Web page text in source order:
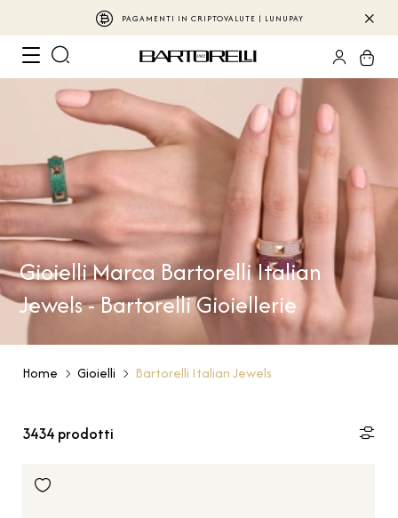
PAGAMENTI IN CRIPTOVALUTE | LUNUPAY
Gioielli Marca Bartorelli Italian
Jewels - Bartorelli Gioiellerie
Home Gioielli Bartorelli Italian Jewels
3434 prodotti